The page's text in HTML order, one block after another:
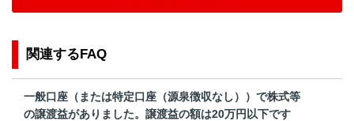
関連するFAQ
一般口座（または特定口座（源泉徴収なし））で株式等
の譲渡益がありました。譲渡益の額は20万円以下です